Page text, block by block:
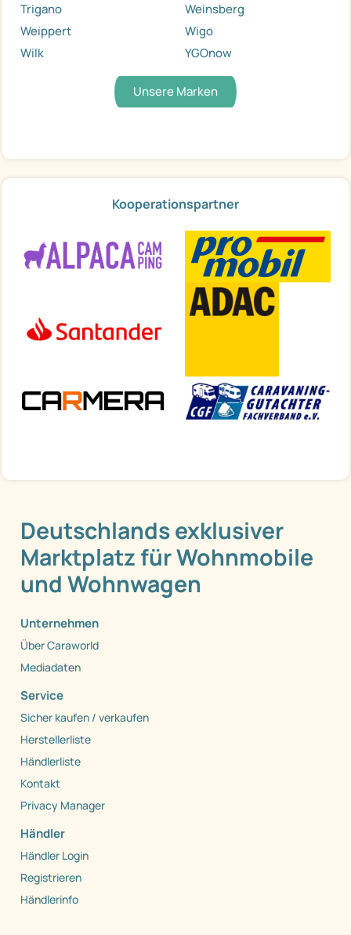
Trigano
Weinsberg
Weippert
Wigo
Wilk
YGOnow
Unsere Marken
Kooperationspartner
Deutschlands exklusiver
Marktplatz für Wohnmobile
und Wohnwagen
Unternehmen
Über Caraworld
Mediadaten
Service
Sicher kaufen / verkaufen
Herstellerliste
Händlerliste
Kontakt
Privacy Manager
Händler
Händler Login
Registrieren
Händlerinfo